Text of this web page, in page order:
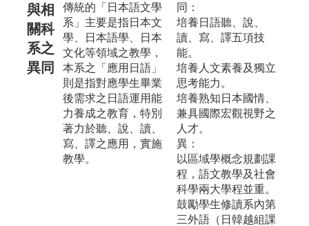
與相
關科
系之
異同
傳統的「日本語文學
系」主要是指日本文
學、日本語學、日本
文化等領域之教學，
本系之「應用日語」
則是指對應學生畢業
後需求之日語運用能
力養成之教育，特別
著力於聽、說、讀、
寫、譯之應用，實施
教學。
同：
培養日語聽、說、
讀、寫、譯五項技
能。
培養人文素養及獨立
思考能力。
培養熟知日本國情、
兼具國際宏觀視野之
人才。
異：
以區域學概念規劃課
程，語文教學及社會
科學兩大學程並重。
鼓勵學生修讀系內第
三外語（日韓越組課